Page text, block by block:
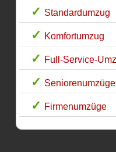
Standardumzug
Komfortumzug
Full-Service-
Seniorenumzüge
Firmenumzüge